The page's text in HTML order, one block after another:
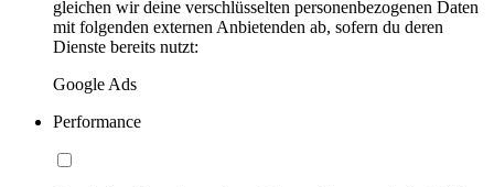
gleichen wir deine verschlüsselten personenbezogenen Daten
mit folgenden externen Anbietenden ab, sofern du deren
Dienste bereits nutzt:
Google Ads
Performance